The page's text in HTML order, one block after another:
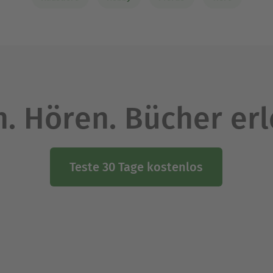
Hören. Bücher
Teste 30 Tage kostenlos